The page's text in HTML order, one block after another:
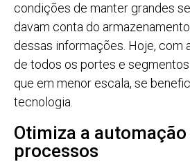
condições de manter grandes
davam conta do
dessas informações. Hoje, com
de todos os portes e
que em menor escala, se
tecnologia.
Otimiza a automação
processos